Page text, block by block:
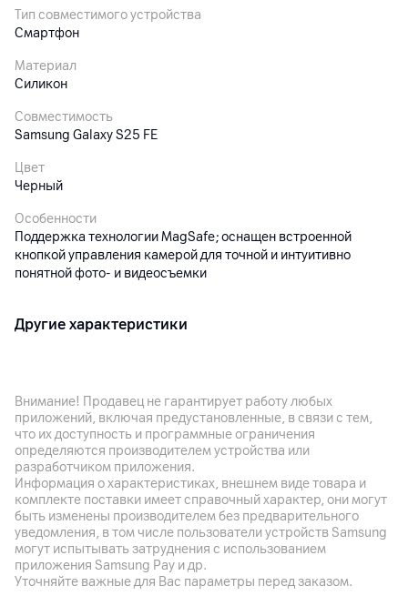
Тип совместимого устройства
Смартфон
Материал
Силикон
Совместимость
Samsung Galaxy S25 FE
Цвет
Черный
Особенности
Поддержка технологии MagSafe; оснащен встроенной
кнопкой управления камерой для точной и интуитивно
понятной фото- и видеосъемки
Другие характеристики
Импортер
ООО "Компания Бинго", 220007, г. Минск, ул. Фабрициуса,
дом 4, пом. 1, 2 этаж, Унитарное предприятие по оказанию
услуг "А1", 220030, Республика Беларусь, г.Минск, ул.
Интернациональная, 36-2
Производитель
Mi Li Ling Electronics Technology Co., Limited, Room 241, No.
59, Shatai Highway, Tianhe Dist., Guangzhou, Guangdong,
Китай
Внимание! Продавец не гарантирует работу любых
приложений, включая предустановленные, в связи с тем,
что их доступность и программные ограничения
определяются производителем устройства или
разработчиком приложения.
Информация о характеристиках, внешнем виде товара и
комплекте поставки имеет справочный характер, они могут
быть изменены производителем без предварительного
уведомления, в том числе пользователи устройств Samsung
могут испытывать затруднения с использованием
приложения Samsung Pay и др.
Уточняйте важные для Вас параметры перед заказом.